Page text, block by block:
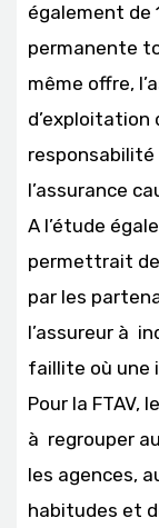
également de
permanente
même offre,
d’exploitation
l’assurance
A l’étude
permettrait
par les
l’assureur à
faillite où une
Pour la FTAV,
à regrouper
les agences,
habitudes et